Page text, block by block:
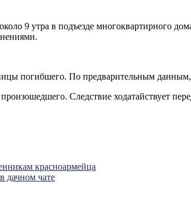
9 утра в подъезде многоквартирного
погибшего. По предварительным данным,
Следствие ходатайствует
красноармейца
дачном чате